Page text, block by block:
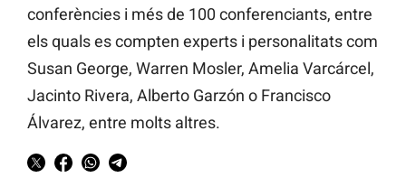
conferències i més de 100 conferenciants, entre
els quals es compten experts i personalitats com
Susan George, Warren Mosler, Amelia Varcárcel,
Jacinto Rivera, Alberto Garzón o Francisco
Álvarez, entre molts altres.